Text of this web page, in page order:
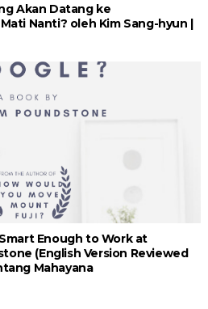
Akan Datang ke
Nanti? oleh Kim Sang-hyun |
Enough to Work at
(English Version Reviewed
Mahayana